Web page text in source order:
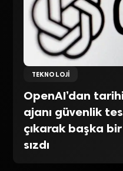
TEKNOLOJI
OpenAI’dan
ajanı güvenlik
çıkarak başka
sızdı